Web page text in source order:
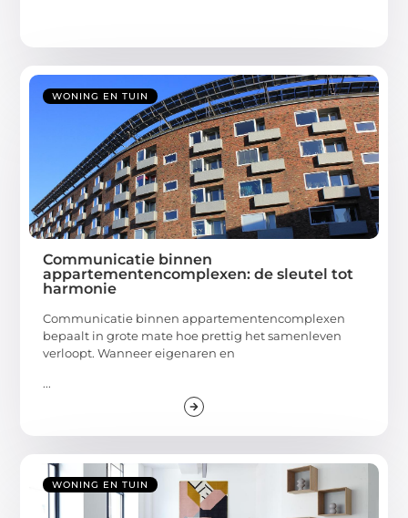
WONING EN TUIN
Communicatie binnen
appartementencomplexen: de sleutel tot
harmonie
Communicatie binnen appartementencomplexen
bepaalt in grote mate hoe prettig het samenleven
verloopt. Wanneer eigenaren en
...
WONING EN TUIN